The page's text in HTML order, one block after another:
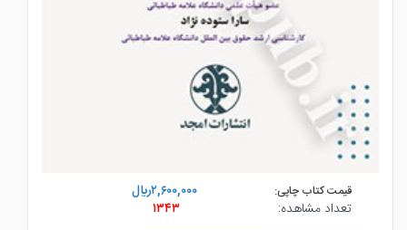
قیمت کتاب چاپی:
۲,۶۰۰,۰۰۰ريال
تعداد مشاهده:
۱۳۴۳